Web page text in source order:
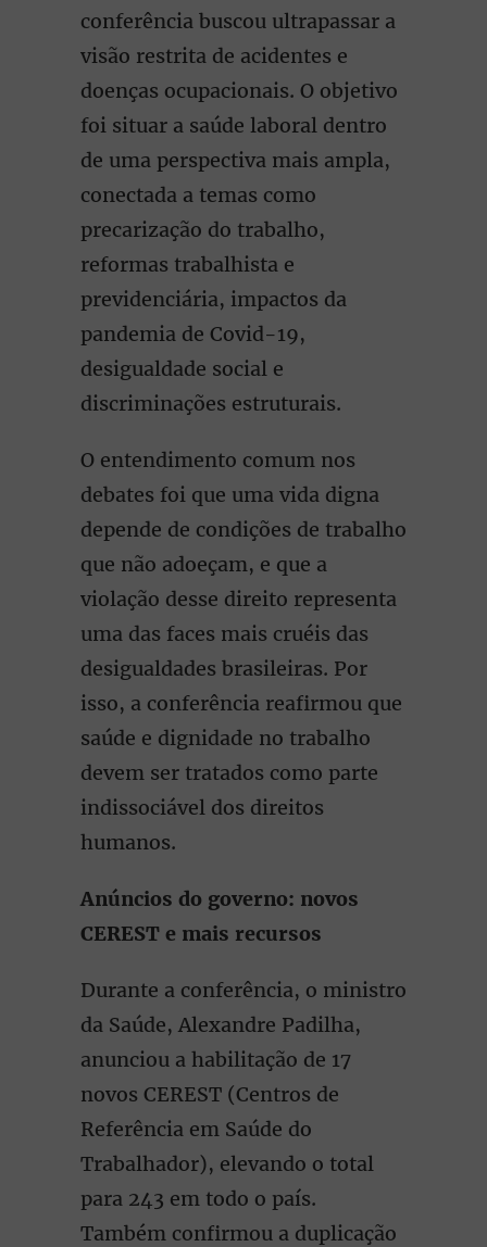
conferência buscou ultrapassar a
visão restrita de acidentes e
doenças ocupacionais. O objetivo
foi situar a saúde laboral dentro
de uma perspectiva mais ampla,
conectada a temas como
precarização do trabalho,
reformas trabalhista e
previdenciária, impactos da
pandemia de Covid-19,
desigualdade social e
discriminações estruturais.
O entendimento comum nos
debates foi que uma vida digna
depende de condições de trabalho
que não adoeçam, e que a
violação desse direito representa
uma das faces mais cruéis das
desigualdades brasileiras. Por
isso, a conferência reafirmou que
saúde e dignidade no trabalho
devem ser tratados como parte
indissociável dos direitos
humanos.
Anúncios do governo: novos
CEREST e mais recursos
Durante a conferência, o ministro
da Saúde, Alexandre Padilha,
anunciou a habilitação de 17
novos CEREST (Centros de
Referência em Saúde do
Trabalhador), elevando o total
para 243 em todo o país.
Também confirmou a duplicação